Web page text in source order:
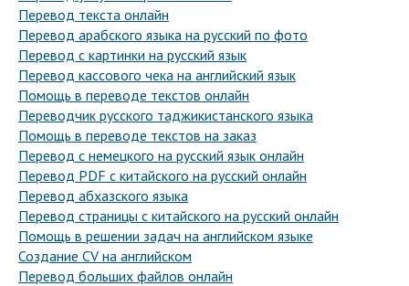
Перевод текста онлайн
Перевод арабского языка на русский по фото
Перевод с картинки на русский язык
Перевод кассового чека на английский язык
Помощь в переводе текстов онлайн
Переводчик русского таджикистанского языка
Помощь в переводе текстов на заказ
Перевод с немецкого на русский язык онлайн
Перевод PDF с китайского на русский онлайн
Перевод абхазского языка
Перевод страницы с китайского на русский онлайн
Помощь в решении задач на английском языке
Создание CV на английском
Перевод больших файлов онлайн